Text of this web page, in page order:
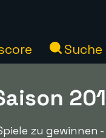
Suche
zu gewinnen